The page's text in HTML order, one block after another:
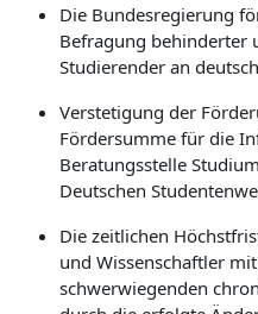
Die Bundesregierung
Befragung behinderter
Studierender an
Verstetigung der
Fördersumme für die
Beratungsstelle
Deutschen
Die zeitlichen
und Wissenschaftler
schwerwiegenden